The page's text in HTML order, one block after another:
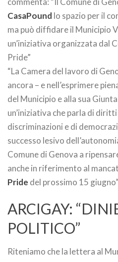
CasaPound lo spazio per il
ma può diffidare il Municipio
un’iniziativa organizzata dal
Pride”
“La Camera del lavoro di
ancora – e nell’esprimere
del Municipio e alla sua
un’iniziativa che parla di
discriminazioni e di
successo lesivo
Comune di Genova a
anche in riferimento al
Pride del prossimo 15
ARCIGAY:
POLITICO”
Riteniamo che la lettera al